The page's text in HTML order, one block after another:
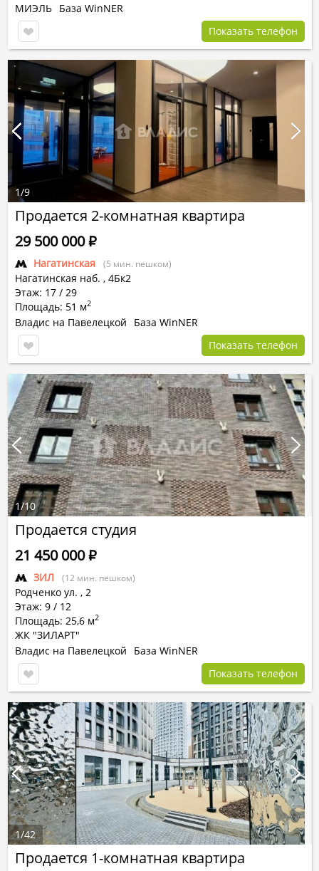
МИЭЛЬ База WinNER
Показать телефон
Продается 2-комнатная квартира
Нагатинская (5 мин. пешком)
Нагатинская наб. , 4Бк2
Этаж: 17 / 29
Площадь: 51 м2
29 500 000Р
Владис на Павелецкой
База WinNER
Показать телефон
1/9
Продается студия
ЗИЛ (12 мин. пешком)
Родченко ул. , 2
Этаж: 9 / 12
Площадь: 25,6 м2
ЖК "ЗИЛАРТ"
21 450 000Р
Владис на Павелецкой
База WinNER
Показать телефон
1/10
Продается 1-комнатная квартира
1/42